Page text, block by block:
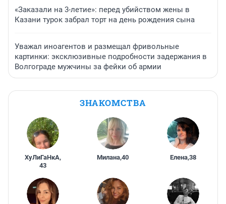
«Заказали на 3-летие»: перед убийством жены в
Казани турок забрал торт на день рождения сына
Уважал иноагентов и размещал фривольные
картинки: эксклюзивные подробности задержания в
Волгограде мужчины за фейки об армии
ЗНАКОМСТВА
ХуЛиГаНкА,
43
Милана,40 Елена,38